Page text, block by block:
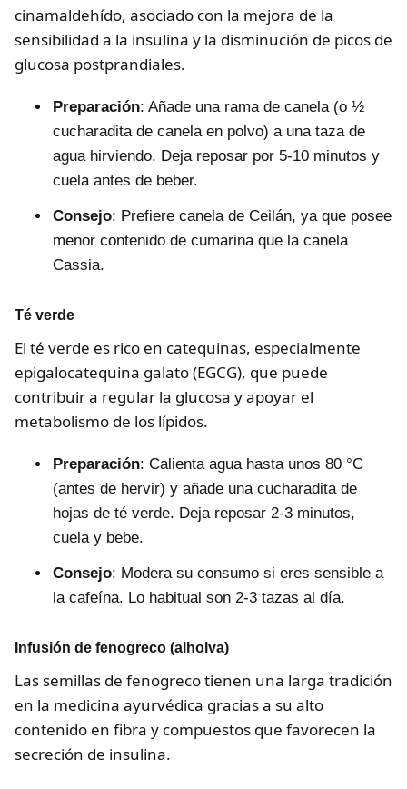
cinamaldehído, asociado con la mejora de la
sensibilidad a la insulina y la disminución de picos de
glucosa postprandiales.
Preparación: Añade una rama de canela (o ½
cucharadita de canela en polvo) a una taza de
agua hirviendo. Deja reposar por 5-10 minutos y
cuela antes de beber.
Consejo: Prefiere canela de Ceilán, ya que posee
menor contenido de cumarina que la canela
Cassia.
Té verde
El té verde es rico en catequinas, especialmente
epigalocatequina galato (EGCG), que puede
contribuir a regular la glucosa y apoyar el
metabolismo de los lípidos.
Preparación: Calienta agua hasta unos 80 °C
(antes de hervir) y añade una cucharadita de
hojas de té verde. Deja reposar 2-3 minutos,
cuela y bebe.
Consejo: Modera su consumo si eres sensible a
la cafeína. Lo habitual son 2-3 tazas al día.
Infusión de fenogreco (alholva)
Las semillas de fenogreco tienen una larga tradición
en la medicina ayurvédica gracias a su alto
contenido en fibra y compuestos que favorecen la
secreción de insulina.